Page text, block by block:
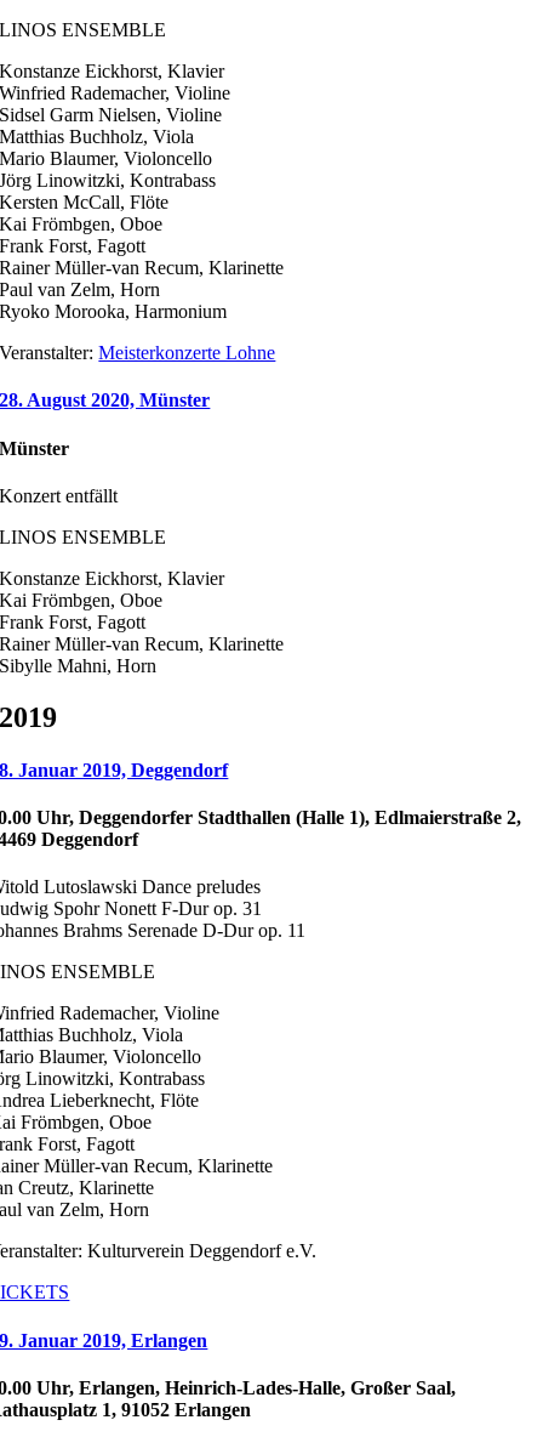
LINOS ENSEMBLE
Konstanze Eickhorst, Klavier
Winfried Rademacher, Violine
Sidsel Garm Nielsen, Violine
Matthias Buchholz, Viola
Mario Blaumer, Violoncello
Jörg Linowitzki, Kontrabass
Kersten McCall, Flöte
Kai Frömbgen, Oboe
Frank Forst, Fagott
Rainer Müller-van Recum, Klarinette
Paul van Zelm, Horn
Ryoko Morooka, Harmonium
Veranstalter:Meisterkonzerte Lohne
28. August 2020, Münster
Münster
Konzert entfällt
LINOS ENSEMBLE
Konstanze Eickhorst, Klavier
Kai Frömbgen, Oboe
Frank Forst, Fagott
Rainer Müller-van Recum, Klarinette
Sibylle Mahni, Horn
2019
8. Januar 2019, Deggendorf
Uhr, Deggendorfer Stadthallen (Halle 1), Edlmaierstraße 2,
Deggendorf
Lutoslawski Dance preludes
Spohr Nonett F-Dur op. 31
Brahms Serenade D-Dur op. 11
ENSEMBLE
Rademacher, Violine
Buchholz, Viola
Blaumer, Violoncello
Linowitzki, Kontrabass
Lieberknecht, Flöte
Frömbgen, Oboe
Forst, Fagott
Müller-van Recum, Klarinette
Creutz, Klarinette
van Zelm, Horn
Kulturverein Deggendorf e.V.
9. Januar 2019, Erlangen
Uhr, Erlangen, Heinrich-Lades-Halle, Großer Saal,
1, 91052 Erlangen